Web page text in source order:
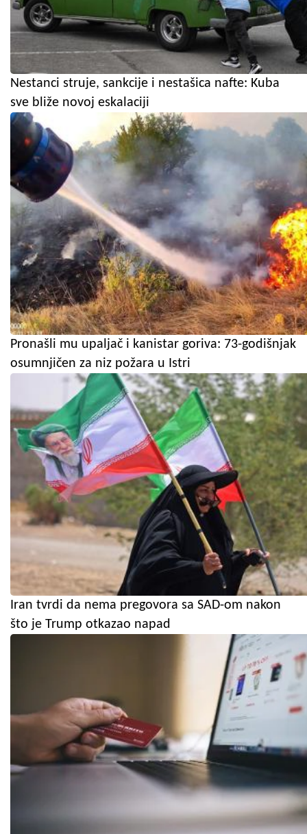
Nestanci struje, sankcije i nestašica nafte: Kuba
sve bliže novoj eskalaciji
Pronašli mu upaljač i kanistar goriva: 73-godišnjak
osumnjičen za niz požara u Istri
Iran tvrdi da nema pregovora sa SAD-om nakon
što je Trump otkazao napad